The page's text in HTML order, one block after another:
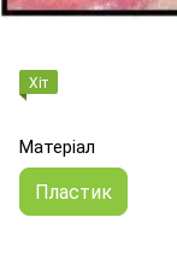
Хіт
Матеріал
Пластик